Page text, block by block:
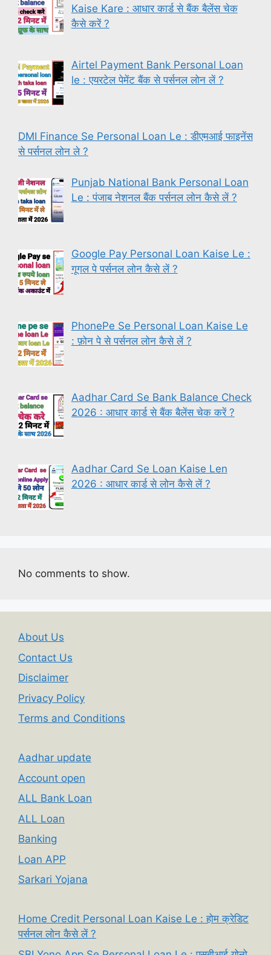
Kaise Kare : आधार कार्ड से बैंक बैलेंस चेक
कैसे करें ?
Airtel Payment Bank Personal Loan
le : एयरटेल पेमेंट बैंक से पर्सनल लोन लें ?
DMI Finance Se Personal Loan Le : डीएमआई फाइनेंस
से पर्सनल लोन ले ?
Punjab National Bank Personal Loan
Le : पंजाब नेशनल बैंक पर्सनल लोन कैसे लें ?
Google Pay Personal Loan Kaise Le :
गूगल पे पर्सनल लोन कैसे लें ?
PhonePe Se Personal Loan Kaise Le
: फ़ोन पे से पर्सनल लोन कैसे लें ?
Aadhar Card Se Bank Balance Check
2026 : आधार कार्ड से बैंक बैलेंस चेक करें ?
Aadhar Card Se Loan Kaise Len
2026 : आधार कार्ड से लोन कैसे लें ?
No comments to show.
About Us
Contact Us
Disclaimer
Privacy Policy
Terms and Conditions
Aadhar update
Account open
ALL Bank Loan
ALL Loan
Banking
Loan APP
Sarkari Yojana
Home Credit Personal Loan Kaise Le : होम क्रेडिट
पर्सनल लोन कैसे लें ?